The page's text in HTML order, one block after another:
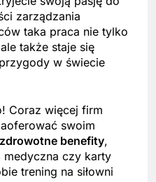
zarządzania
taka praca nie tylko
także staje się
w świecie
Coraz więcej firm
swoim
benefity,
czy karty
trening na siłowni